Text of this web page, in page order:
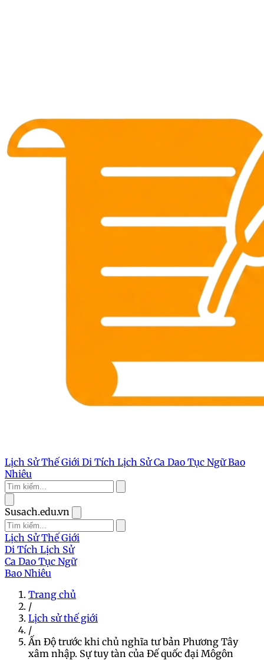
Lịch Sử Thế Giới Di Tích Lịch SửCa Dao Tục NgữBao
Nhiêu
Susach.edu.vn
Lịch Sử Thế Giới
Di Tích Lịch Sử
Ca Dao Tục Ngữ
Bao Nhiêu
Trang chủ
/
Lịch sử thế giới
/
Ấn Độ trước khi chủ nghĩa tư bản Phương Tây
xâm nhập. Sự tuy tàn của Đế quốc đại Môgôn